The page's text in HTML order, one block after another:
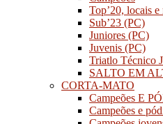
Top’20, locais e
Sub’23 (PC)
Juniores (PC)
Juvenis (PC)
Triatlo Técnico
SALTO EM
CORTA-MATO
Campeões E
Campeões e